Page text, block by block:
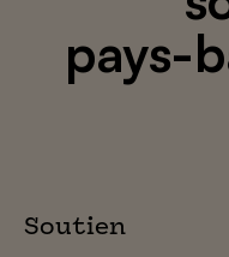
pays-
Soutien